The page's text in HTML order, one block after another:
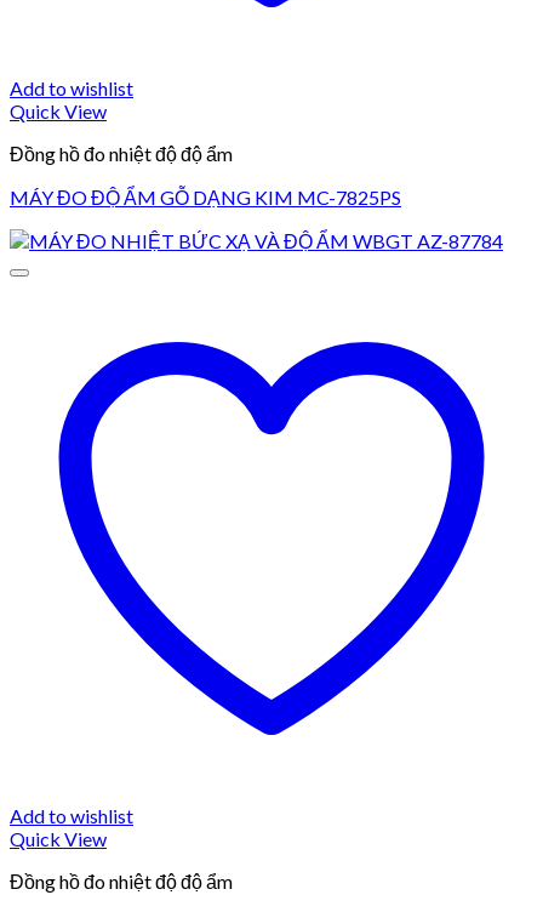
Add to wishlist
Quick View
Đồng hồ đo nhiệt độ độ ẩm
MÁY ĐO ĐỘ ẨM GỖ DẠNG KIM MC-7825PS
Add to wishlist
Quick View
Đồng hồ đo nhiệt độ độ ẩm